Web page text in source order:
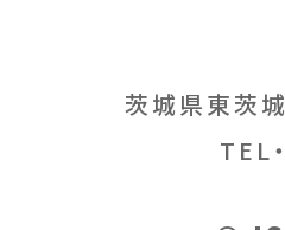
茨城県東茨
TEL